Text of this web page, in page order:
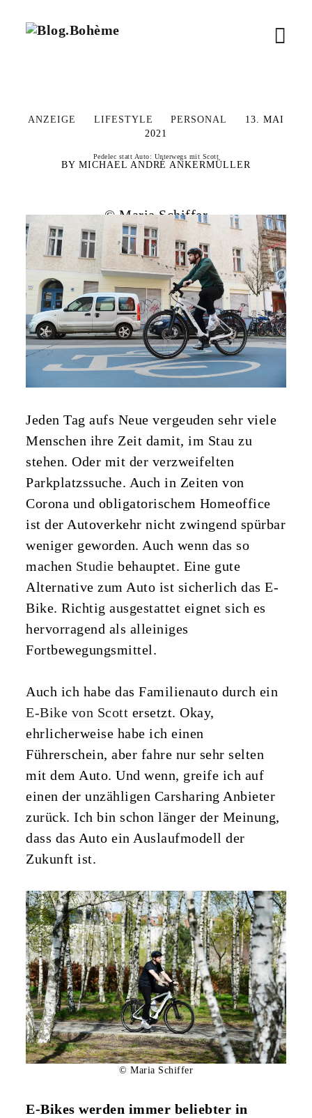
B
o
M
ü
f
n
e
n
ANZEIGE LIFESTYLE PERSONAL
13. MAI
2021
Pedelec statt Auto: Unterwegs mit Scott
MICHAEL ANDRÉ ANKERMÜLLER
© Maria Schiffer
Jeden Tag aufs Neue vergeuden sehr viele
Menschen ihre Zeit damit, im Stau zu
stehen. Oder mit der verzweifelten
Parkplatzssuche. Auch in Zeiten von
Corona und obligatorischem Homeoffice
ist der Autoverkehr nicht zwingend spürbar
weniger geworden. Auch wenn das so
machen Studie behauptet. Eine gute
Alternative zum Auto ist sicherlich das E-
Bike. Richtig ausgestattet eignet sich es
hervorragend als alleiniges
Fortbewegungsmittel.
Auch ich habe das Familienauto durch ein
E-Bike von Scott ersetzt. Okay,
ehrlicherweise habe ich einen
Führerschein, aber fahre nur sehr selten
mit dem Auto. Und wenn, greife ich auf
einen der unzähligen Carsharing Anbieter
zurück. Ich bin schon länger der Meinung,
dass das Auto ein Auslaufmodell der
Zukunft ist.
© Maria Schiffer
E-Bikes werden immer beliebter in